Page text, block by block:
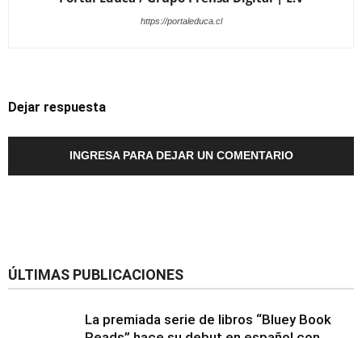
https://portaleduca.cl
Dejar respuesta
INGRESA PARA DEJAR UN COMENTARIO
ÚLTIMAS PUBLICACIONES
La premiada serie de libros “Bluey Book